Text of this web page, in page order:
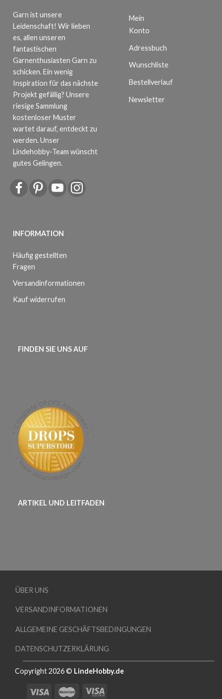
Garn ist unsere
Leidenschaft! Wir lieben
es, allen unseren
fantastischen
Garnenthusiasten Garn zu
schicken. Ein wenig
Inspiration für das nächste
Projekt gefällig? Unsere
riesige Sammlung
kostenloser Muster
wartet darauf, entdeckt zu
werden. Unser
Lindehobby-Team wünscht
gutes Gelingen.
INFORMATION
Häufig gestellten
Fragen
Versandinformationen
Kauf widerrufen
Mein
Konto
Adressbuch
Wunschliste
Bestellverlauf
Newsletter
FINDEN SIE UNS AUF
ARTIKEL UND LEITFADEN
ÜBER UNS
VERSANDINFORMATIONEN
ALLGEMEINE GESCHÄFTSBEDINGUNGEN
DATENSCHUTZERKLÄRUNG
Copyright 2026 © LindeHobby.de